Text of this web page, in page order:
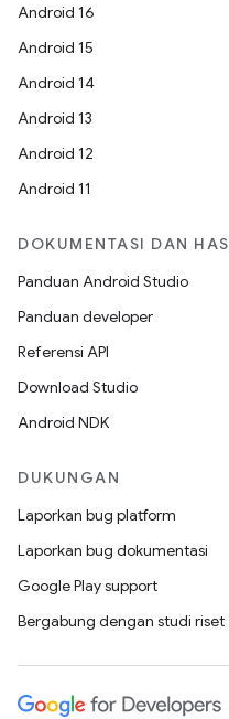
Android 16
Android 15
Android 14
Android 13
Android 12
Android 11
DOKUMENTASI DAN
Panduan Android Studio
Panduan developer
Referensi API
Download Studio
Android NDK
DUKUNGAN
Laporkan bug platform
Laporkan bug dokumentasi
Google Play support
Bergabung dengan studi riset